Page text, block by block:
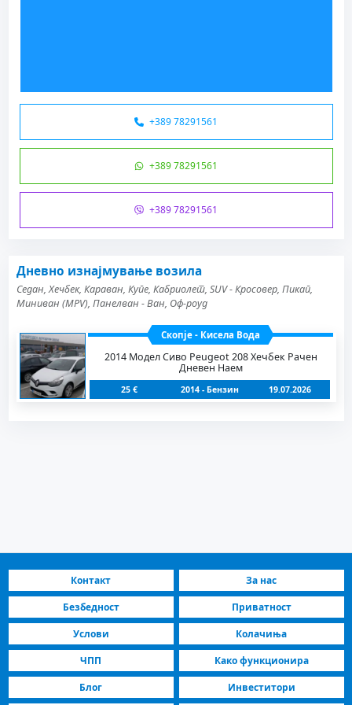
+389 78291561
+389 78291561
+389 78291561
Дневно изнајмување возила
Седан, Хечбек, Караван, Купе, Кабриолет, SUV - Кросовер, Пикап,
Миниван (MPV), Панелван - Ван, Оф-роуд
Скопје - Кисела Вода
2014 Модел Сиво Peugeot 208 Хечбек Рачен
Дневен Наем
25 € 2014 - Бензин 19.07.2026
Контакт
За нас
Безбедност
Приватност
Услови
Колачиња
ЧПП
Како функционира
Блог
Инвеститори